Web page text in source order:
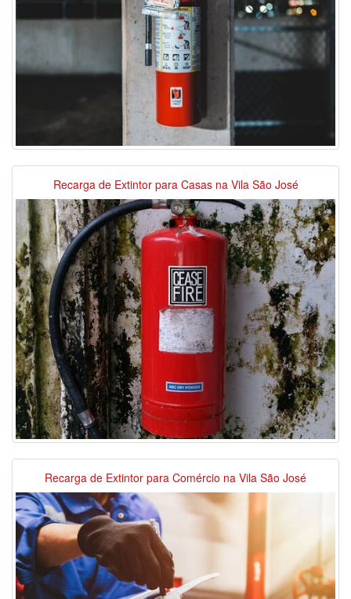
Recarga de Extintor para Casas na Vila São José
Recarga de Extintor para Comércio na Vila São José